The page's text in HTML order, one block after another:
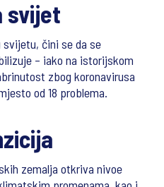
svijet
svijetu, čini se da se
– iako na istorijskom
zbog koronavirusa
od 18 problema.
zemalja otkriva nivoe